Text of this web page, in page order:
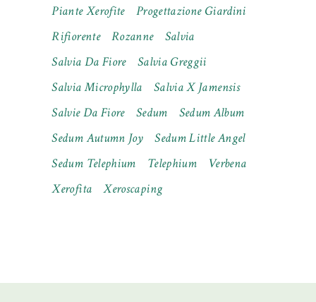
Piante Xerofite
Progettazione Giardini
Rifiorente
Rozanne
Salvia
Salvia Da Fiore
Salvia Greggii
Salvia Microphylla
Salvia X Jamensis
Salvie Da Fiore
Sedum
Sedum Album
Sedum Autumn Joy
Sedum Little Angel
Sedum Telephium
Telephium
Verbena
Xerofita
Xeroscaping